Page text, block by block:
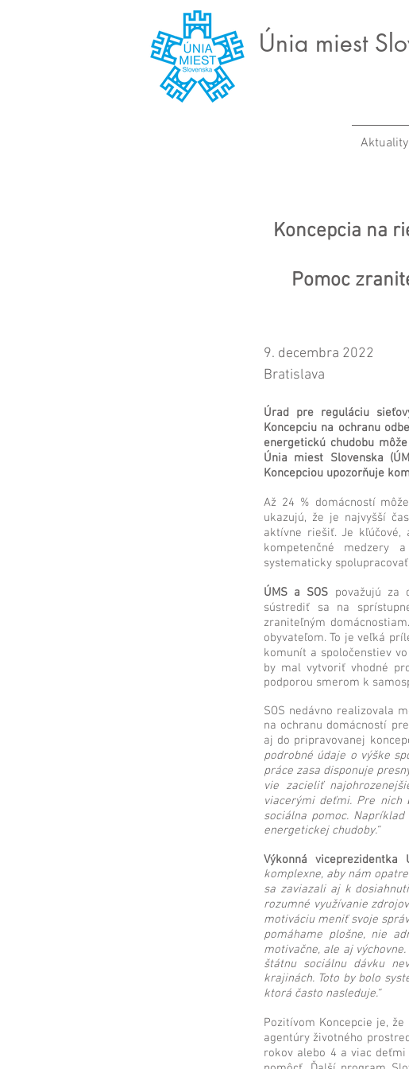
Únia miest
Aktuality
Koncepcia na
Pomoc
9. decembra 2022
Bratislava
Úrad pre reguláciu
Koncepciu na ochranu
energetickú chudobu
Únia miest Slovenska
Koncepciou upozorňuje
Až 24 % domácností
ukazujú, že je najvyšší
aktívne riešiť. Je kľúčové,
kompetenčné medzery
systematicky
ÚMS a SOS považujú za
sústrediť sa na
zraniteľným
obyvateľom. To je veľká
komunít a spoločenstiev
by mal vytvoriť vhodné
podporou smerom k
SOS nedávno realizovala
na ochranu domácností
aj do pripravovanej
podrobné údaje o výške
práce zasa disponuje
vie zacieliť
viacerými deťmi. Pre nich
sociálna pomoc.
energetickej chudoby.“
Výkonná viceprezidentka
komplexne, aby nám
sa zaviazali aj k
rozumné využívanie
motiváciu meniť svoje
pomáhame plošne, nie
motivačne, ale aj
štátnu sociálnu dávku
krajinách. Toto by bolo
ktorá často nasleduje.“
Pozitívom Koncepcie je,
agentúry životného
rokov alebo 4 a viac